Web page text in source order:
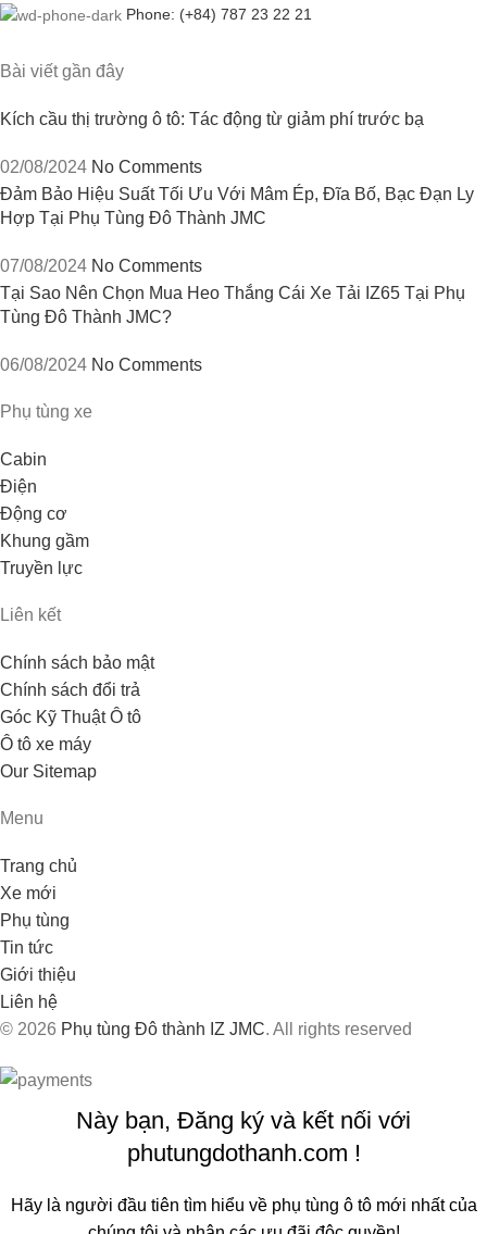
Phone: (+84) 787 23 22 21
Bài viết gần đây
Kích cầu thị trường ô tô: Tác động từ giảm phí trước bạ
02/08/2024 No Comments
Đảm Bảo Hiệu Suất Tối Ưu Với Mâm Ép, Đĩa Bố, Bạc Đạn Ly
Hợp Tại Phụ Tùng Đô Thành JMC
07/08/2024 No Comments
Tại Sao Nên Chọn Mua Heo Thắng Cái Xe Tải IZ65 Tại Phụ
Tùng Đô Thành JMC?
06/08/2024 No Comments
Phụ tùng xe
Cabin
Điện
Động cơ
Khung gầm
Truyền lực
Liên kết
Chính sách bảo mật
Chính sách đổi trả
Góc Kỹ Thuật Ô tô
Ô tô xe máy
Our Sitemap
Menu
Trang chủ
Xe mới
Phụ tùng
Tin tức
Giới thiệu
Liên hệ
© 2026 Phụ tùng Đô thành IZ JMC. All rights reserved
Này bạn, Đăng ký và kết nối với
phutungdothanh.com !
Hãy là người đầu tiên tìm hiểu về phụ tùng ô tô mới nhất của